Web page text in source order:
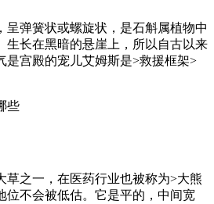
呈弹簧状或螺旋状，是石斛属植物中
生长在黑暗的悬崖上，所以自古以来
是宫殿的宠儿艾姆斯是>救援框架>
草之一，在医药行业也被称为>大熊
位不会被低估。它是平的，中间宽